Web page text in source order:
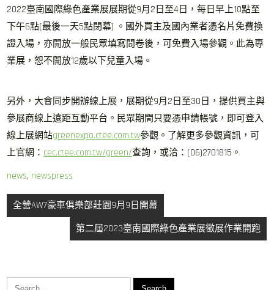
2022臺南國際綠色產業展展期從9月2日至4日，每日早上10點至
下午6點(最後一天5點閉幕) 。國外買主及國內業者憑名片免費換
證入場，亦開放一般民眾填寫問卷後，可免費入場參觀。此為專
業展，恕不開放12歲以下兒童入場。
另外，大會同步開辦線上展，展期從9月2日至30日，提供買主與
參展商線上遠距互動平台。民眾期間只要憑申請帳號，即可登入
線上展網站greenexpo.ctee.com.tw參觀。了解更多參觀資訊，可
上官網： cec.ctee.com.tw/green/查詢，或洽：(06)2701815。
news, newspress
文
全營AW7豪車俱樂部莊園9月9日開幕
第二屆2023臺南國際綠色產業展徵展作業開跑